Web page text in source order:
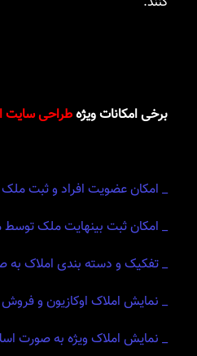
برخی امکانات ویژهطراحی سایت
_ امکان عضویت افراد و ثبت ملک
_ امکان ثبت بینهایت ملک توسط
_ تفکیک و دسته بندی املاک به
_ نمایش املاک اوکازیون و فروش
_ نمایش املاک ویژه به صورت